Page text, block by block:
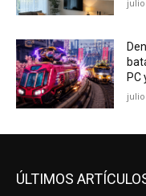
julio
PC
julio
ÚLTIMOS